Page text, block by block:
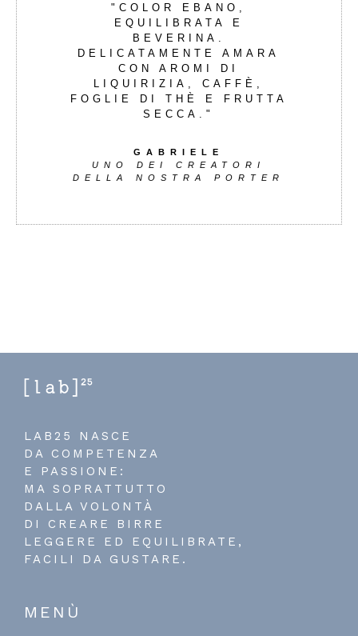
"COLOR EBANO,
EQUILIBRATA E
BEVERINA.
DELICATAMENTE AMARA
CON AROMI DI
LIQUIRIZIA, CAFFÈ,
FOGLIE DI THÈ E FRUTTA
SECCA."
GABRIELE
UNO DEI CREATORI
DELLA NOSTRA PORTER
LAB25 NASCE
DA COMPETENZA
E PASSIONE:
MA SOPRATTUTTO
DALLA VOLONTÀ
DI CREARE BIRRE
LEGGERE ED EQUILIBRATE,
FACILI DA GUSTARE.
MENÙ